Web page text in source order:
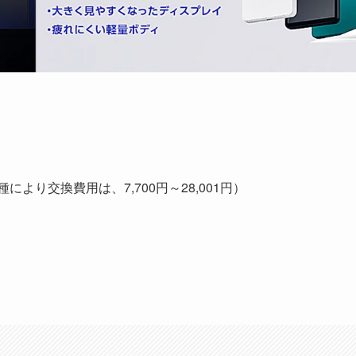
より交換費用は、7,700円～28,001円）